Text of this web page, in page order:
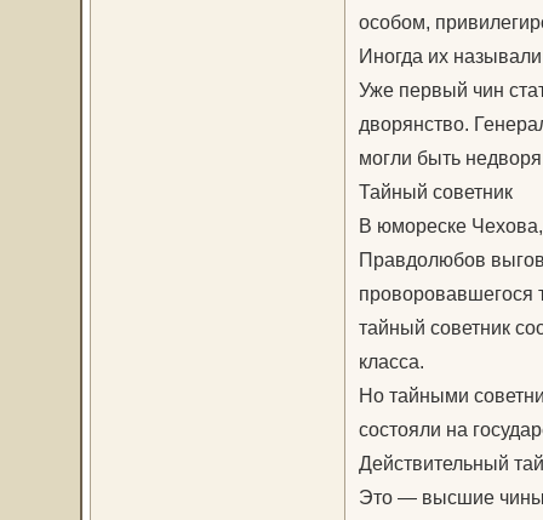
особом,
Иногда их
Уже первый чин
дворянство.
могли быть
Тайный советник
В юмореске
Правдолюбов
проворовавшегося
тайный советник
класса.
Но тайными
состояли на
Действительный
Это — высшие чины